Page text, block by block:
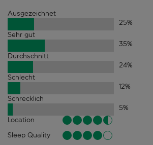
Ausgezeichnet
25%
Sehr gut
35%
Durchschnitt
24%
Schlecht
12%
Schrecklich
5%
Location
Sleep Quality